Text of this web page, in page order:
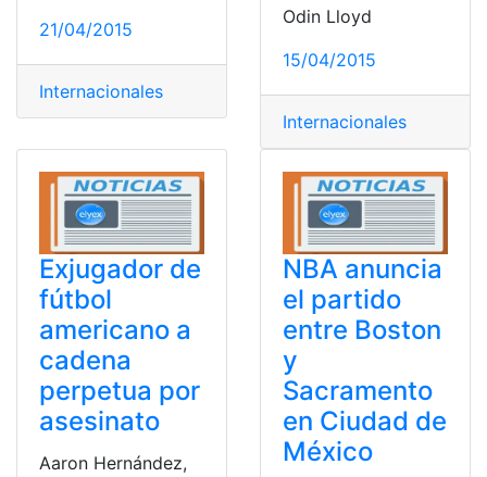
21/04/2015
Internacionales
Odin Lloyd
15/04/2015
Internacionales
Exjugador de
fútbol
americano a
cadena
perpetua por
asesinato
Aaron Hernández,
NBA anuncia
el partido
entre Boston
y
Sacramento
en Ciudad de
México